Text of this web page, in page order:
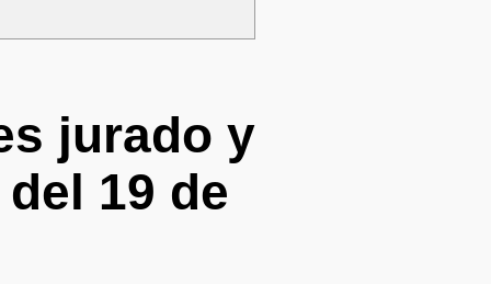
jurado y
19 de